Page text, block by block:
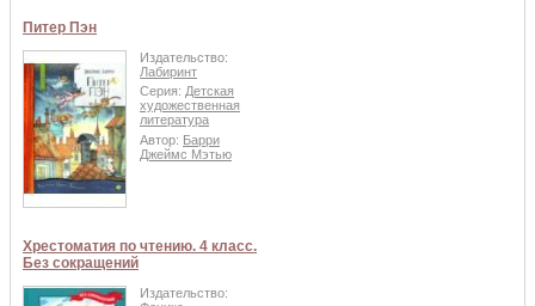
Питер Пэн
Издательство:
Лабиринт
Серия: Детская
художественная
литература
Автор: Барри
Джеймс Мэтью
Хрестоматия по чтению. 4 класс.
Без сокращений
Издательство: